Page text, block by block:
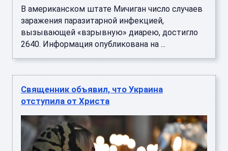
В американском штате Мичиган число случаев
заражения паразитарной инфекцией,
вызывающей «взрывную» диарею, достигло
2640. Информация опубликована на ...
Священник объявил, что Украина
отступила от Христа